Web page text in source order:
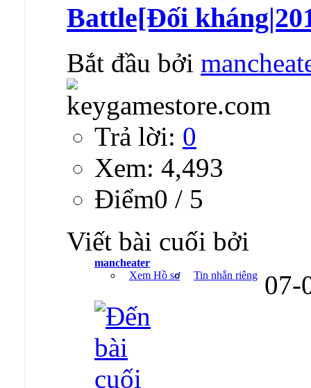
Battle[Đối
Bắt đầu bởi
Trả lời: 0
Xem: 4,493
Ðiểm0 / 5
Viết bài cuối bởi
mancheater
Xem Hồ sơ
Tin nhắn riêng 07-